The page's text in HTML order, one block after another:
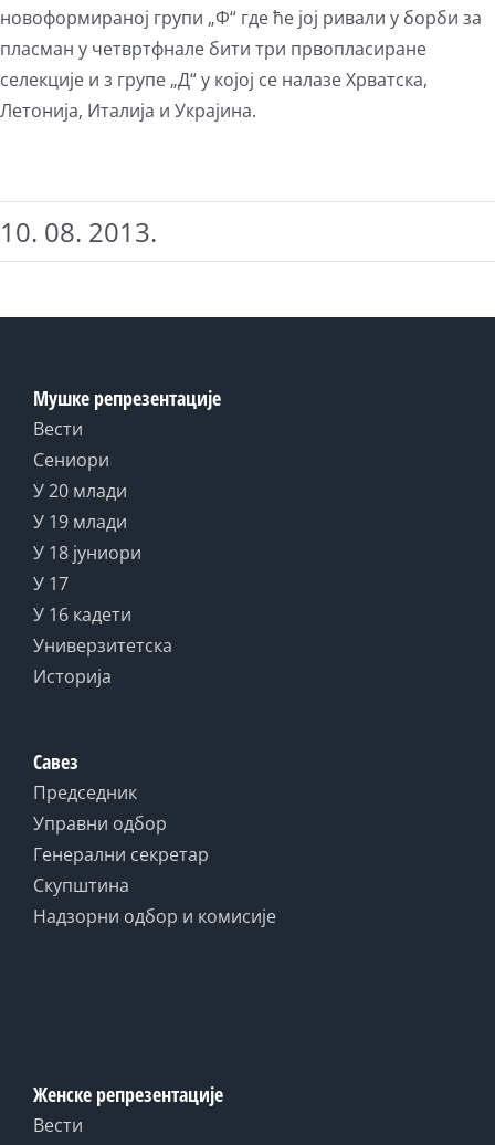
новоформираној групи „Ф“ где ће јој ривали у борби за
пласман у четвртфнале бити три првопласиране
селекције и з групе „Д“ у којој се налазе Хрватска,
Летонија, Италија и Украјина.
10. 08. 2013.
Мушке репрезентације
Вести
Сениори
У 20 млади
У 19 млади
У 18 јуниори
У 17
У 16 кадети
Универзитетска
Историја
Савез
Председник
Управни одбор
Генерални секретар
Скупштина
Надзорни одбор и комисије
Женске репрезентације
Вести